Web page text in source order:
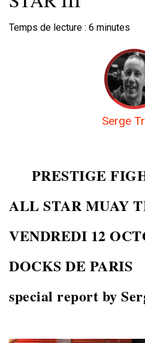
Temps de lecture : 6 minutes
Serge
PRESTIGE
ALL STAR MUAY
VENDREDI 12
DOCKS DE PARIS
special report by